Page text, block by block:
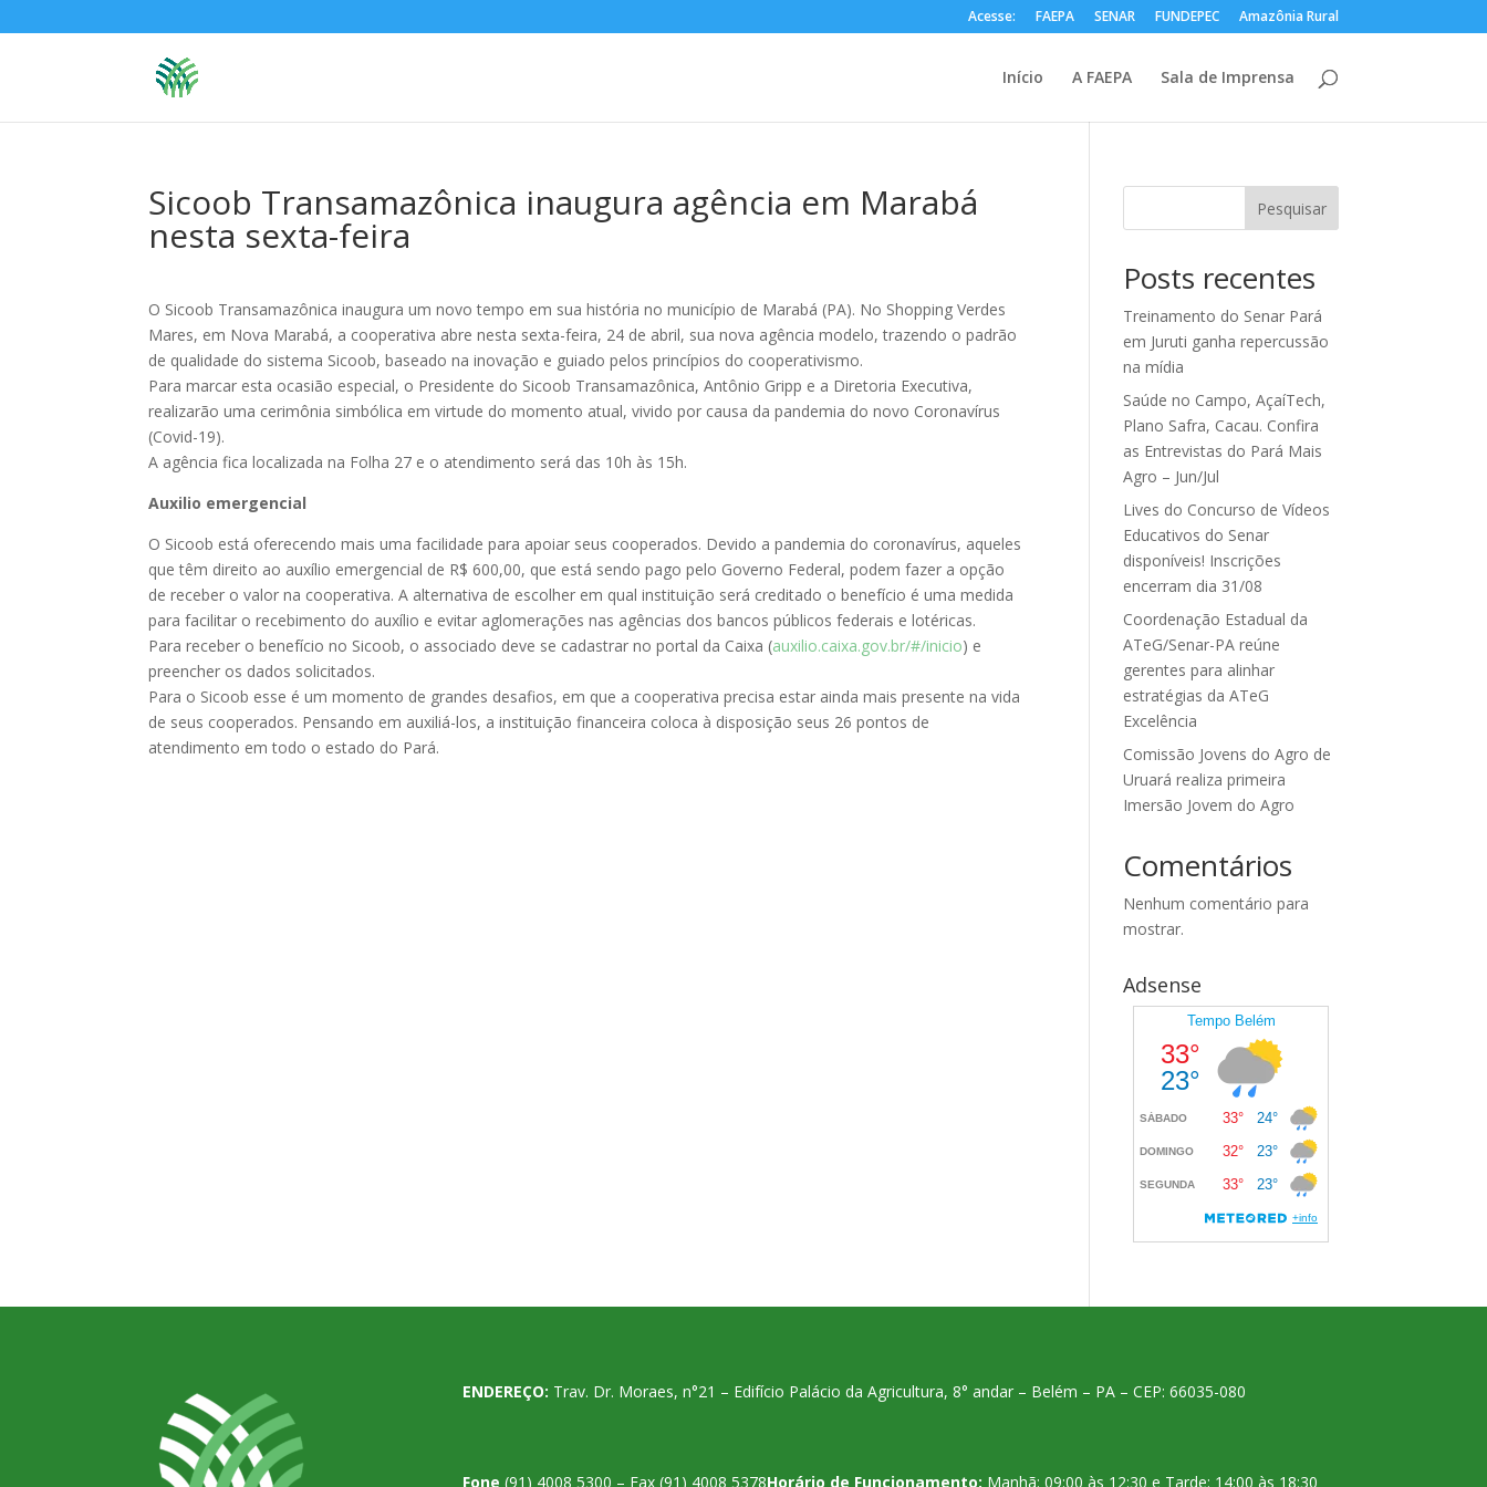
Acesse: FAEPA SENAR FUNDEPEC Amazônia Rural
Início A FAEPA Sala de Imprensa
Sicoob Transamazônica inaugura agência em Marabá
nesta sexta-feira
O Sicoob Transamazônica inaugura um novo tempo em sua história no município de Marabá (PA). No Shopping Verdes
Mares, em Nova Marabá, a cooperativa abre nesta sexta-feira, 24 de abril, sua nova agência modelo, trazendo o padrão
de qualidade do sistema Sicoob, baseado na inovação e guiado pelos princípios do cooperativismo.
Para marcar esta ocasião especial, o Presidente do Sicoob Transamazônica, Antônio Gripp e a Diretoria Executiva,
realizarão uma cerimônia simbólica em virtude do momento atual, vivido por causa da pandemia do novo Coronavírus
(Covid-19).
A agência fica localizada na Folha 27 e o atendimento será das 10h às 15h.
Auxilio emergencial
O Sicoob está oferecendo mais uma facilidade para apoiar seus cooperados. Devido a pandemia do coronavírus, aqueles
que têm direito ao auxílio emergencial de R$ 600,00, que está sendo pago pelo Governo Federal, podem fazer a opção
de receber o valor na cooperativa. A alternativa de escolher em qual instituição será creditado o benefício é uma medida
para facilitar o recebimento do auxílio e evitar aglomerações nas agências dos bancos públicos federais e lotéricas.
Para receber o benefício no Sicoob, o associado deve se cadastrar no portal da Caixa (auxilio.caixa.gov.br/#/inicio) e
preencher os dados solicitados.
Para o Sicoob esse é um momento de grandes desafios, em que a cooperativa precisa estar ainda mais presente na vida
de seus cooperados. Pensando em auxiliá-los, a instituição financeira coloca à disposição seus 26 pontos de
atendimento em todo o estado do Pará.
Pesquisar
Posts recentes
Treinamento do Senar Pará
em Juruti ganha repercussão
na mídia
Saúde no Campo, AçaíTech,
Plano Safra, Cacau. Confira
as Entrevistas do Pará Mais
Agro – Jun/Jul
Lives do Concurso de Vídeos
Educativos do Senar
disponíveis! Inscrições
encerram dia 31/08
Coordenação Estadual da
ATeG/Senar-PA reúne
gerentes para alinhar
estratégias da ATeG
Excelência
Comissão Jovens do Agro de
Uruará realiza primeira
Imersão Jovem do Agro
Comentários
Nenhum comentário para
mostrar.
Adsense
ENDEREÇO: Trav. Dr. Moraes, n°21 – Edifício Palácio da Agricultura, 8° andar – Belém – PA – CEP: 66035-080
Fone (91) 4008 5300 – Fax (91) 4008 5378Horário de Funcionamento: Manhã: 09:00 às 12:30 e Tarde: 14:00 às 18:30